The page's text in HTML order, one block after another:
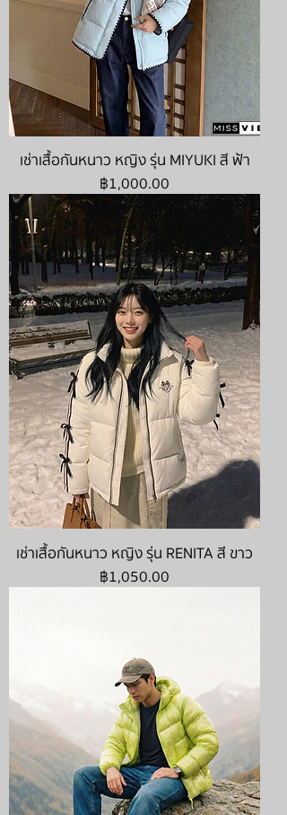
เช่าเสื้อกันหนาว หญิง รุ่น MIYUKI สี ฟ้า
ราคา
฿1,000.00
เช่าเสื้อกันหนาว หญิง รุ่น RENITA สี ขาว
ราคา
฿1,050.00